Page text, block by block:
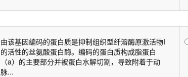
由该基因编码的蛋白质是抑制组织型纤溶酶原激活物I
的活性的丝氨酸蛋白酶。编码的蛋白质构成脂蛋白
（a）的主要部分并被蛋白水解切割，导致附着于动
脉...